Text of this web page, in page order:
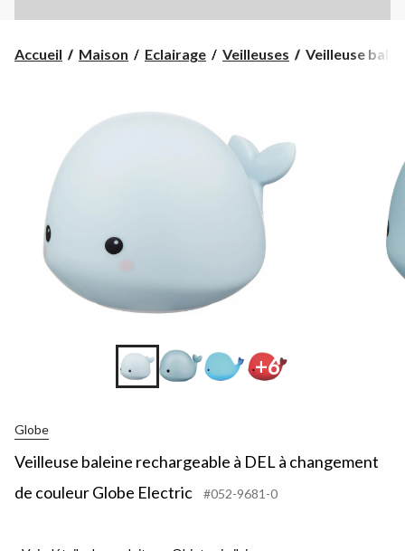
Accueil Maison Eclairage Veilleuses
Veilleuse
Veilleuse
+6
Globe
Veilleuse baleine rechargeable à DEL à changement
de couleur Globe Electric
#052-9681-0